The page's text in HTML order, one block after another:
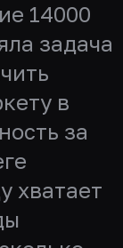
14000
задача
в
за
хватает